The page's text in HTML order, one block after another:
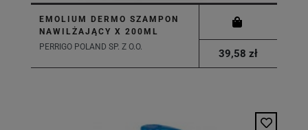
EMOLIUM DERMO SZAMPON
NAWILŻAJĄCY X 200ML
PERRIGO POLAND SP. Z O.O.
39,58 zł